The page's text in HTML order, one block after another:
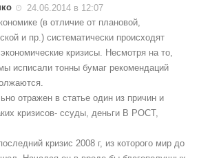
24.06.2014 в 12:07
(в отличие от плановой,
и пр.) систематически происходят
кризисы. Несмотря на то,
исписали тонны бумаг рекомендаций
отражен в статье один из причин и
кризисов- ссуды, деньги В РОСТ,
кризис 2008 г, из которого мир до